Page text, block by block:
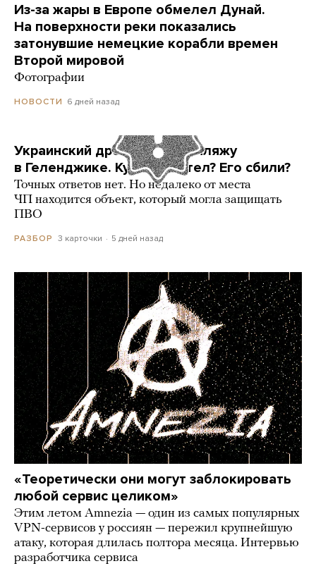
Из-за жары в Европе обмелел Дунай.
На поверхности реки показались
затонувшие немецкие корабли времен
Второй мировой
Фотографии
НОВОСТИ 6 дней назад
Украинский дрон попал по пляжу
в Геленджике. Куда он летел? Его сбили?
Точных ответов нет. Но недалеко от места
ЧП находится объект, который могла защищать
ПВО
РАЗБОР 3 карточки 5 дней назад
«Теоретически они могут заблокировать
любой сервис целиком»
Этим летом Amnezia — один из самых популярных
VPN-сервисов у россиян — пережил крупнейшую
атаку, которая длилась полтора месяца. Интервью
разработчика сервиса